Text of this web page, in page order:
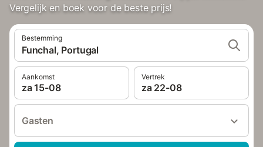
Vergelijk en boek voor de beste prijs!
Bestemming
Funchal, Portugal
Aankomst
za 15-08
Vertrek
za 22-08
Gasten